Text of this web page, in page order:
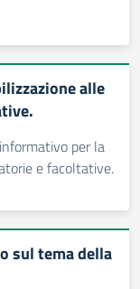
alle
per la
e facoltative.
sul tema della